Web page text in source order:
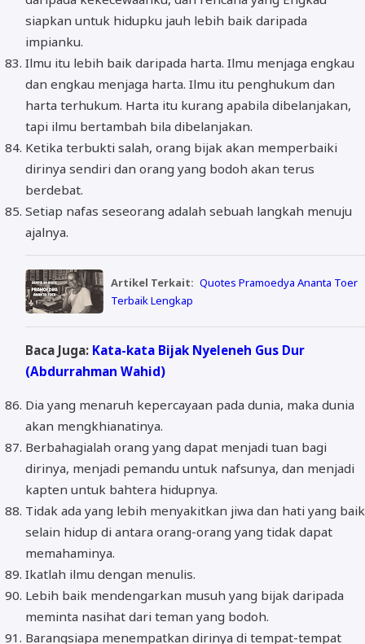
siapkan untuk hidupku jauh lebih baik daripada
impianku.
Ilmu itu lebih baik daripada harta. Ilmu menjaga engkau
dan engkau menjaga harta. Ilmu itu penghukum dan
harta terhukum. Harta itu kurang apabila dibelanjakan,
tapi ilmu bertambah bila dibelanjakan.
Ketika terbukti salah, orang bijak akan memperbaiki
dirinya sendiri dan orang yang bodoh akan terus
berdebat.
Setiap nafas seseorang adalah sebuah langkah menuju
ajalnya.
Artikel Terkait: Quotes Pramoedya Ananta Toer
Terbaik Lengkap
Baca Juga: Kata-kata Bijak Nyeleneh Gus Dur
(Abdurrahman Wahid)
Dia yang menaruh kepercayaan pada dunia, maka dunia
akan mengkhianatinya.
Berbahagialah orang yang dapat menjadi tuan bagi
dirinya, menjadi pemandu untuk nafsunya, dan menjadi
kapten untuk bahtera hidupnya.
Tidak ada yang lebih menyakitkan jiwa dan hati yang baik
selain hidup di antara orang-orang yang tidak dapat
memahaminya.
Ikatlah ilmu dengan menulis.
Lebih baik mendengarkan musuh yang bijak daripada
meminta nasihat dari teman yang bodoh.
Barangsiapa menempatkan dirinya di tempat-tempat